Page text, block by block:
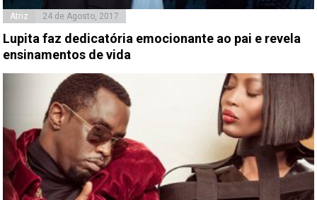
Atriz 24 de Agosto, 2017
Lupita faz dedicatória emocionante ao pai e revela
ensinamentos de vida